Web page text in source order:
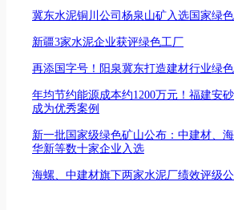
冀东水泥铜川公司杨泉山矿入选国家绿
新疆3家水泥企业获评绿色工厂
再添国字号！阳泉冀东打造建材行业绿
年均节约能源成本约1200万元！福建安
成为优秀案例
新一批国家级绿色矿山公布：中建材、海
华新等数十家企业入选
海螺、中建材旗下两家水泥厂绩效评级